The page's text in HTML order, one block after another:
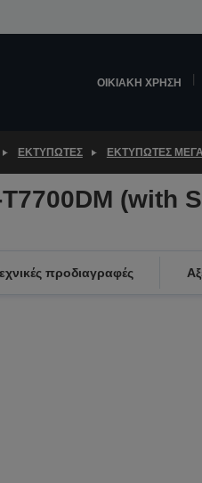
ΟΙΚΙΑΚΉ ΧΡΉΣΗ
ΕΚΤΥΠΩΤΈΣ ΕΚΤΥΠΩΤΈΣ
(with
προδιαγραφές